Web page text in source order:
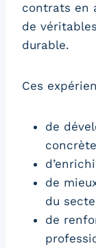
contrats en
de
durable.
Ces
de
de
du
de